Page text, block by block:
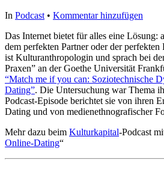
In Podcast • Kommentar hinzufügen
Das Internet bietet für alles eine Lösung:
dem perfekten Partner oder der perfekten
ist Kulturanthropologin und sprach bei
Praxen” an der Goethe Universität
“Match me if you can: Soziotechnische
Dating”. Die Untersuchung war Thema
Podcast-Episode berichtet sie von ihren
Dating und von medienethnografischer
Mehr dazu beim Kulturkapital-Podcast
Online-Dating“